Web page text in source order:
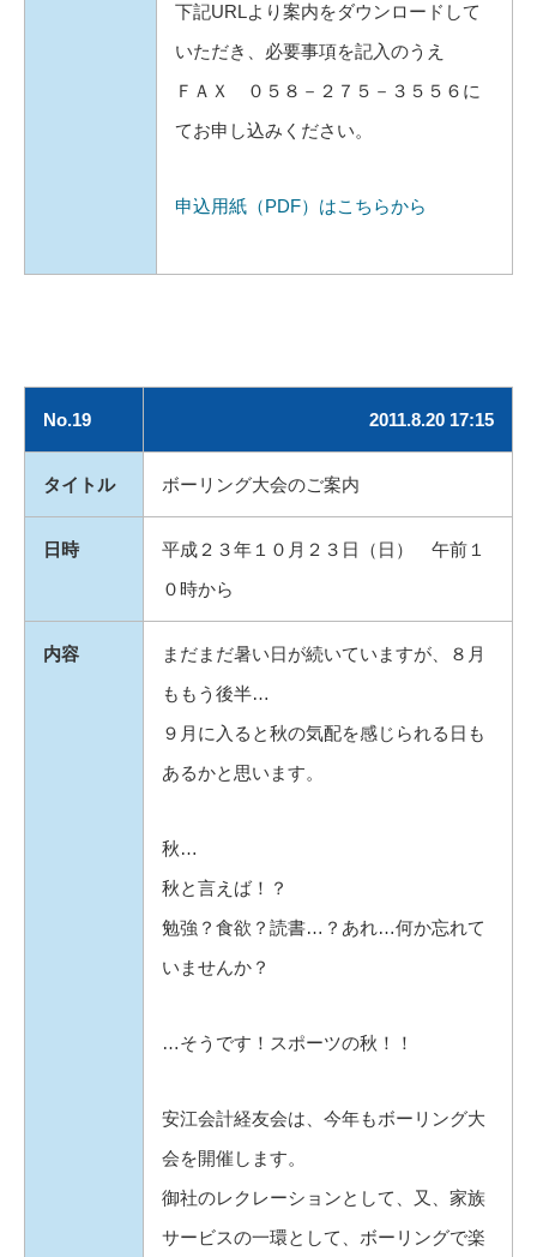
下記URLより案内をダウンロードして
いただき、必要事項を記入のうえ
ＦＡＸ ０５８－２７５－３５５６に
てお申し込みください。
申込用紙（PDF）はこちらから
No.19 2011.8.20 17:15
タイトル ボーリング大会のご案内
日時
平成２３年１０月２３日（日） 午前１
０時から
内容
まだまだ暑い日が続いていますが、８月
ももう後半…
９月に入ると秋の気配を感じられる日も
あるかと思います。
秋…
秋と言えば！？
勉強？食欲？読書…？あれ…何か忘れて
いませんか？
…そうです！スポーツの秋！！
安江会計経友会は、今年もボーリング大
会を開催します。
御社のレクレーションとして、又、家族
サービスの一環として、ボーリングで楽